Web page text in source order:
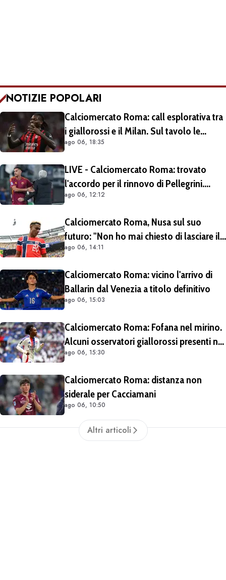
NOTIZIE POPOLARI
Calciomercato Roma: call esplorativa tra
i giallorossi e il Milan. Sul tavolo le
situazioni di Leao e Soulé
ago 06, 18:35
LIVE - Calciomercato Roma: trovato
l'accordo per il rinnovo di Pellegrini.
Prolungamento di un solo anno
ago 06, 12:12
Calciomercato Roma, Nusa sul suo
futuro: "Non ho mai chiesto di lasciare il
Lipsia". Giallorossi ancora al lavoro
ago 06, 14:11
Calciomercato Roma: vicino l'arrivo di
Ballarin dal Venezia a titolo definitivo
ago 06, 15:03
Calciomercato Roma: Fofana nel mirino.
Alcuni osservatori giallorossi presenti nel
match di Champions con il Lione
ago 06, 15:30
Calciomercato Roma: distanza non
siderale per Cacciamani
ago 06, 10:50
Altri articoli